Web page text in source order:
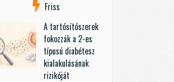
Friss
A tartósítószerek
fokozzák a 2-es
típusú diabétesz
kialakulásának
rizikóját